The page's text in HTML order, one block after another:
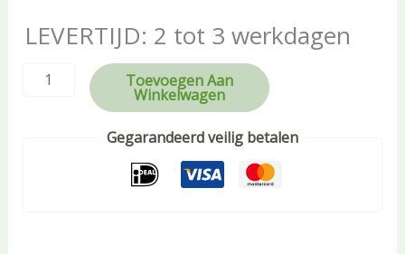
LEVERTIJD: 2 tot 3 werkdagen
Toevoegen Aan
Winkelwagen
Gegarandeerd veilig betalen